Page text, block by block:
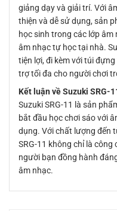
giảng dạy và giải trí. Với
thiện và dễ sử dụng, sản
học sinh trong các lớp
âm nhạc tự học tại nhà.
tiện lợi, đi kèm với túi
trợ tối đa cho người chơi
Kết luận về Suzuki SRG-
Suzuki SRG-11 là sản
bắt đầu học chơi sáo với
dụng. Với chất lượng đến
SRG-11 không chỉ là
người bạn đồng hành
âm nhạc.